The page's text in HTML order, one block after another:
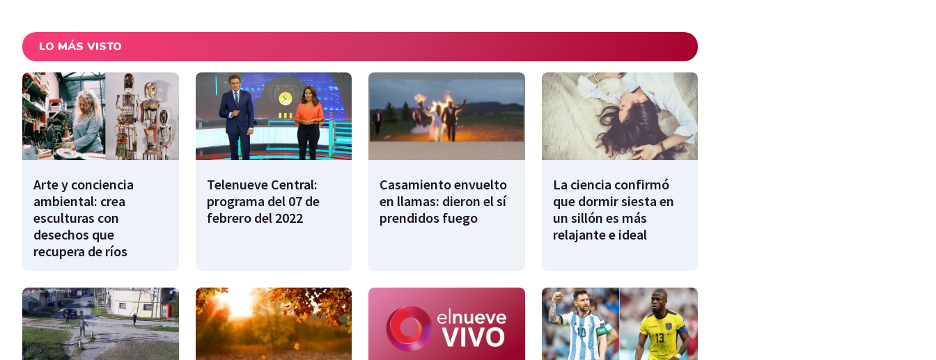
LO MÁS VISTO
Arte y conciencia
ambiental: crea
esculturas con
desechos que
recupera de ríos
Telenueve Central:
programa del 07 de
febrero del 2022
Casamiento envuelto
en llamas: dieron el sí
prendidos fuego
La ciencia confirmó
que dormir siesta en
un sillón es más
relajante e ideal